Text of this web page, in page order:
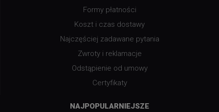
Formy płatności
Koszt i czas dostawy
Najczęściej zadawane pytania
Zwroty i reklamacje
Odstąpienie od umowy
Certyfikaty
NAJPOPULARNIEJSZE